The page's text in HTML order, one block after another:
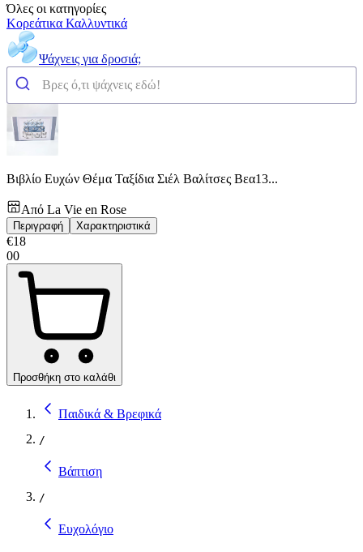
Όλες οι κατηγορίες
Κορεάτικα Καλλυντικά
Ψάχνεις για δροσιά;
Βιβλίο Ευχών Θέμα Ταξίδια Σιέλ Βαλίτσες Βεα13...
Από La Vie en Rose
Περιγραφή Χαρακτηριστικά
€18
00
Προσθήκη στο καλάθι
Παιδικά & Βρεφικά
/
Βάπτιση
/
Ευχολόγιο